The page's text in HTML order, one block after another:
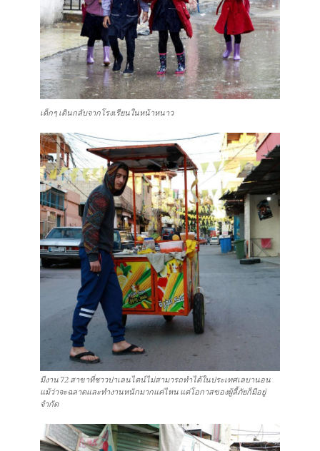
เด็กๆ เดินกลับจากโรงเรียนในหน้าหนาว
มีงาน 72 สาขาที่ชาวปาเลนไตน์ไม่สามารถทำได้ในประเทศเลบานอน
แม้ว่าจะฉลาดและทำงานหนักมากแค่ไหน แต่โอกาสของผู้ลี้ภัยก็มีอยู่
จำกัด